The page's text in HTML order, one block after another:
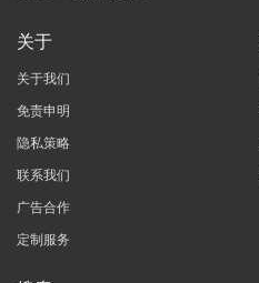
关于
关于我们
免责申明
隐私策略
联系我们
广告合作
定制服务